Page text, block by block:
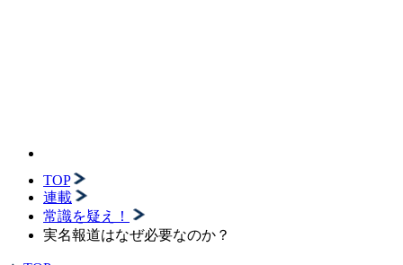
TOP
連載
常識を疑え！
実名報道はなぜ必要なのか？